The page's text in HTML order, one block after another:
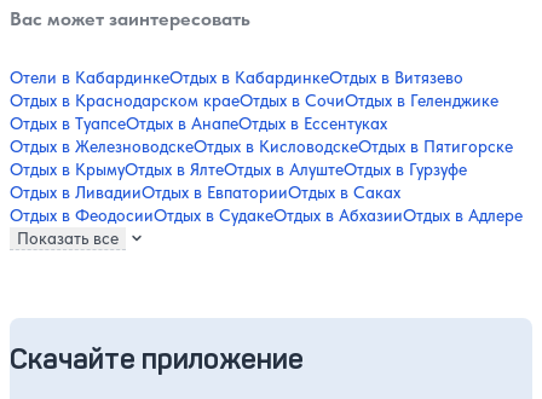
Вас может заинтересовать
Отели в КабардинкеОтдых в КабардинкеОтдых в Витязево
Отдых в Краснодарском краеОтдых в СочиОтдых в Геленджике
Отдых в ТуапсеОтдых в АнапеОтдых в Ессентуках
Отдых в ЖелезноводскеОтдых в КисловодскеОтдых в Пятигорске
Отдых в КрымуОтдых в ЯлтеОтдых в АлуштеОтдых в Гурзуфе
Отдых в ЛивадииОтдых в ЕвпаторииОтдых в Саках
Отдых в ФеодосииОтдых в СудакеОтдых в АбхазииОтдых в Адлере
Показать все
Скачайте приложение